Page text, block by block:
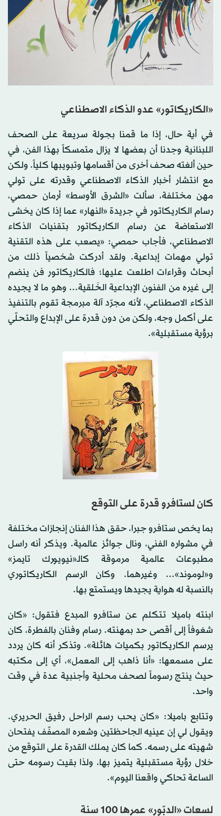
«الكاريكاتور» عدو الذكاء الاصطناعي
في أية حال، إذا ما قمنا بجولة سريعة على الصحف
اللبنانية وجدنا أن بعضها لا يزال متمسكاً بهذا الفن، في
حين ألغته صحف أخرى من أقسامها وتبويبها كلياً. ولكن
مع انتشار أخبار الذكاء الاصطناعي وقدرته على تولي
مهن مختلفة، سألت «الشرق الأوسط» أرمان حمصي،
رسام الكاريكاتور في جريدة «النهار» عما إذا كان يخشى
الاستعاضة عن رسام الكاريكاتور بتقنيات الذكاء
الاصطناعي، فأجاب حمصي: «يصعب على هذه التقنية
تولي مهمات إبداعية. ولقد أدركت شخصياً ذلك من
أبحاث وقراءات اطلعت عليها؛ فالكاريكاتور فن ينضم
إلى غيره من الفنون الإبداعية الخَلقية... وهو ما لا يجيده
الذكاء الاصطناعي، لأنه مجرّد آلة مبرمجة تقوم بالتنفيذ
على أكمل وجه، ولكن من دون قدرة على الإبداع والتحلّي
برؤية مستقبلية».
كان لستافرو قدرة على التوقع
بما يخص ستافرو جبرا، حقق هذا الفنان إنجازات مختلفة
في مشواره الفني، ونال جوائز عالمية. ويذكر أنه راسل
مطبوعات عالمية مرموقة كالـ«نيويورك تايمز»
و«لوموند»... وغيرهما. وكان الرسم الكاريكاتوري
بالنسبة له هواية يجيدها ويستمتع بها.
ابنته باميلا تتكلم عن ستافرو المبدع فتقول: «كان
شغوفاً إلى أقصى حد بمهنته. رسام وفنان بالفطرة، كان
يرسم الكاريكاتور بكميات هائلة». وتذكر أنه كان يردد
على مسمعها: «أنا ذاهب إلى المعمل»، أي إلى مكتبه
حيث ينتج رسوماً لصحف محلية وأجنبية عدة في وقت
واحد.
وتتابع باميلا: «كان يحب رسم الراحل رفيق الحريري.
ويقول لي إن عينيه الجاحظتين وشعره المصفّف يفتحان
شهيته على رسمه. كما كان يملك القدرة على التوقع من
خلال رؤية مستقبلية يتميز بها، ولذا بقيت رسومه حتى
الساعة تحاكي واقعنا اليوم».
لسعات «الدبّور» عمرها 100 سنة